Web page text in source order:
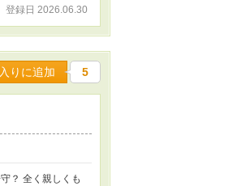
登録日 2026.06.30
りに追加 5
？ 全く親しくも